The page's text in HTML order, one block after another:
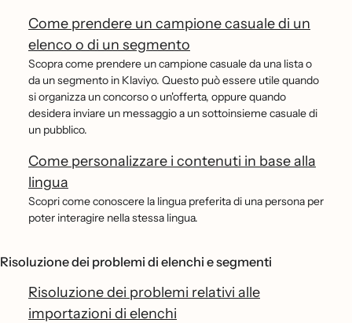
Come prendere un campione casuale di un
elenco o di un segmento
Scopra come prendere un campione casuale da una lista o
da un segmento in Klaviyo. Questo può essere utile quando
si organizza un concorso o un'offerta, oppure quando
desidera inviare un messaggio a un sottoinsieme casuale di
un pubblico.
Come personalizzare i contenuti in base alla
lingua
Scopri come conoscere la lingua preferita di una persona per
poter interagire nella stessa lingua.
Risoluzione dei problemi di elenchi e segmenti
Risoluzione dei problemi relativi alle
importazioni di elenchi